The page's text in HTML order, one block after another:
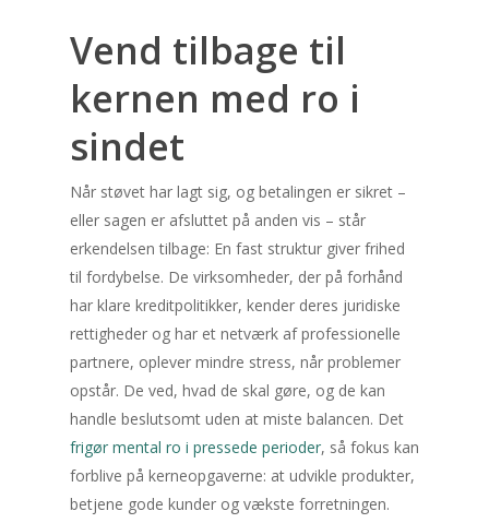
Vend tilbage til
kernen med ro i
sindet
Når støvet har lagt sig, og betalingen er sikret –
eller sagen er afsluttet på anden vis – står
erkendelsen tilbage: En fast struktur giver frihed
til fordybelse. De virksomheder, der på forhånd
har klare kreditpolitikker, kender deres juridiske
rettigheder og har et netværk af professionelle
partnere, oplever mindre stress, når problemer
opstår. De ved, hvad de skal gøre, og de kan
handle beslutsomt uden at miste balancen. Det
frigør mental ro i pressede perioder, så fokus kan
forblive på kerneopgaverne: at udvikle produkter,
betjene gode kunder og vækste forretningen.